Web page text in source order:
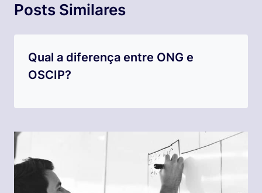
Posts Similares
Qual a diferença entre ONG e
OSCIP?